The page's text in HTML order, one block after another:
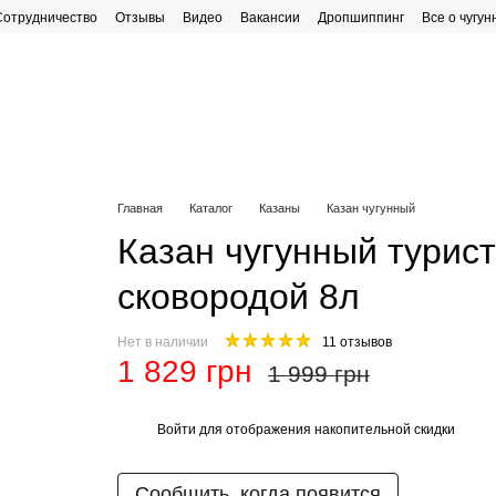
Отзывы Видео Вакансии Дропшиппинг
Все о
Главная Каталог Казаны Казан чугунный
Казан чугунный
сковородой 8л
Нет в наличии 11 отзывов
1 829 грн 1 999 грн
Войти для отображения накопительной скидки